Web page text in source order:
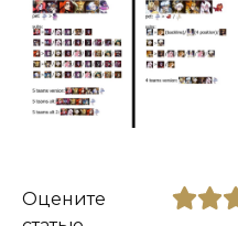
Оцените